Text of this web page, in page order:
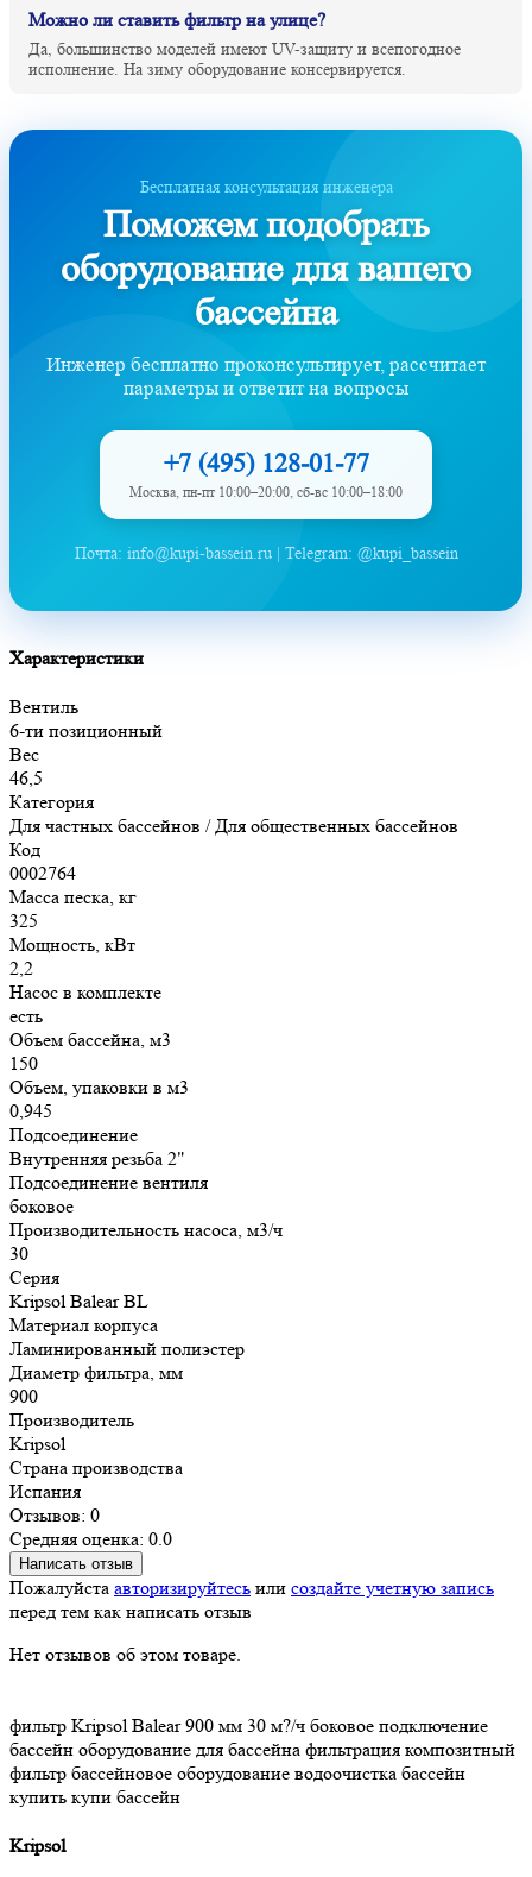
Можно ли ставить фильтр на улице?
Да, большинство моделей имеют UV-защиту и всепогодное
исполнение. На зиму оборудование консервируется.
Бесплатная консультация инженера
Поможем подобрать
оборудование для вашего
бассейна
Инженер бесплатно проконсультирует, рассчитает
параметры и ответит на вопросы
+7 (495) 128-01-77
Москва, пн-пт 10:00–20:00, сб-вс 10:00–18:00
Почта: info@kupi-bassein.ru | Telegram: @kupi_bassein
Характеристики
Вентиль
6-ти позиционный
Вес
46,5
Категория
Для частных бассейнов / Для общественных бассейнов
Код
0002764
Масса песка, кг
325
Мощность, кВт
2,2
Насос в комплекте
есть
Объем бассейна, м3
150
Объем, упаковки в м3
0,945
Подсоединение
Внутренняя резьба 2"
Подсоединение вентиля
боковое
Производительность насоса, м3/ч
30
Серия
Kripsol Balear BL
Материал корпуса
Ламинированный полиэстер
Диаметр фильтра, мм
900
Производитель
Kripsol
Страна производства
Испания
Отзывов: 0
Средняя оценка: 0.0
Написать отзыв
Пожалуйста авторизируйтесь или создайте учетную запись
перед тем как написать отзыв
Нет отзывов об этом товаре.
фильтр Kripsol Balear 900 мм 30 м?/ч боковое подключение
бассейн оборудование для бассейна фильтрация композитный
фильтр бассейновое оборудование водоочистка бассейн
купить купи бассейн
Kripsol